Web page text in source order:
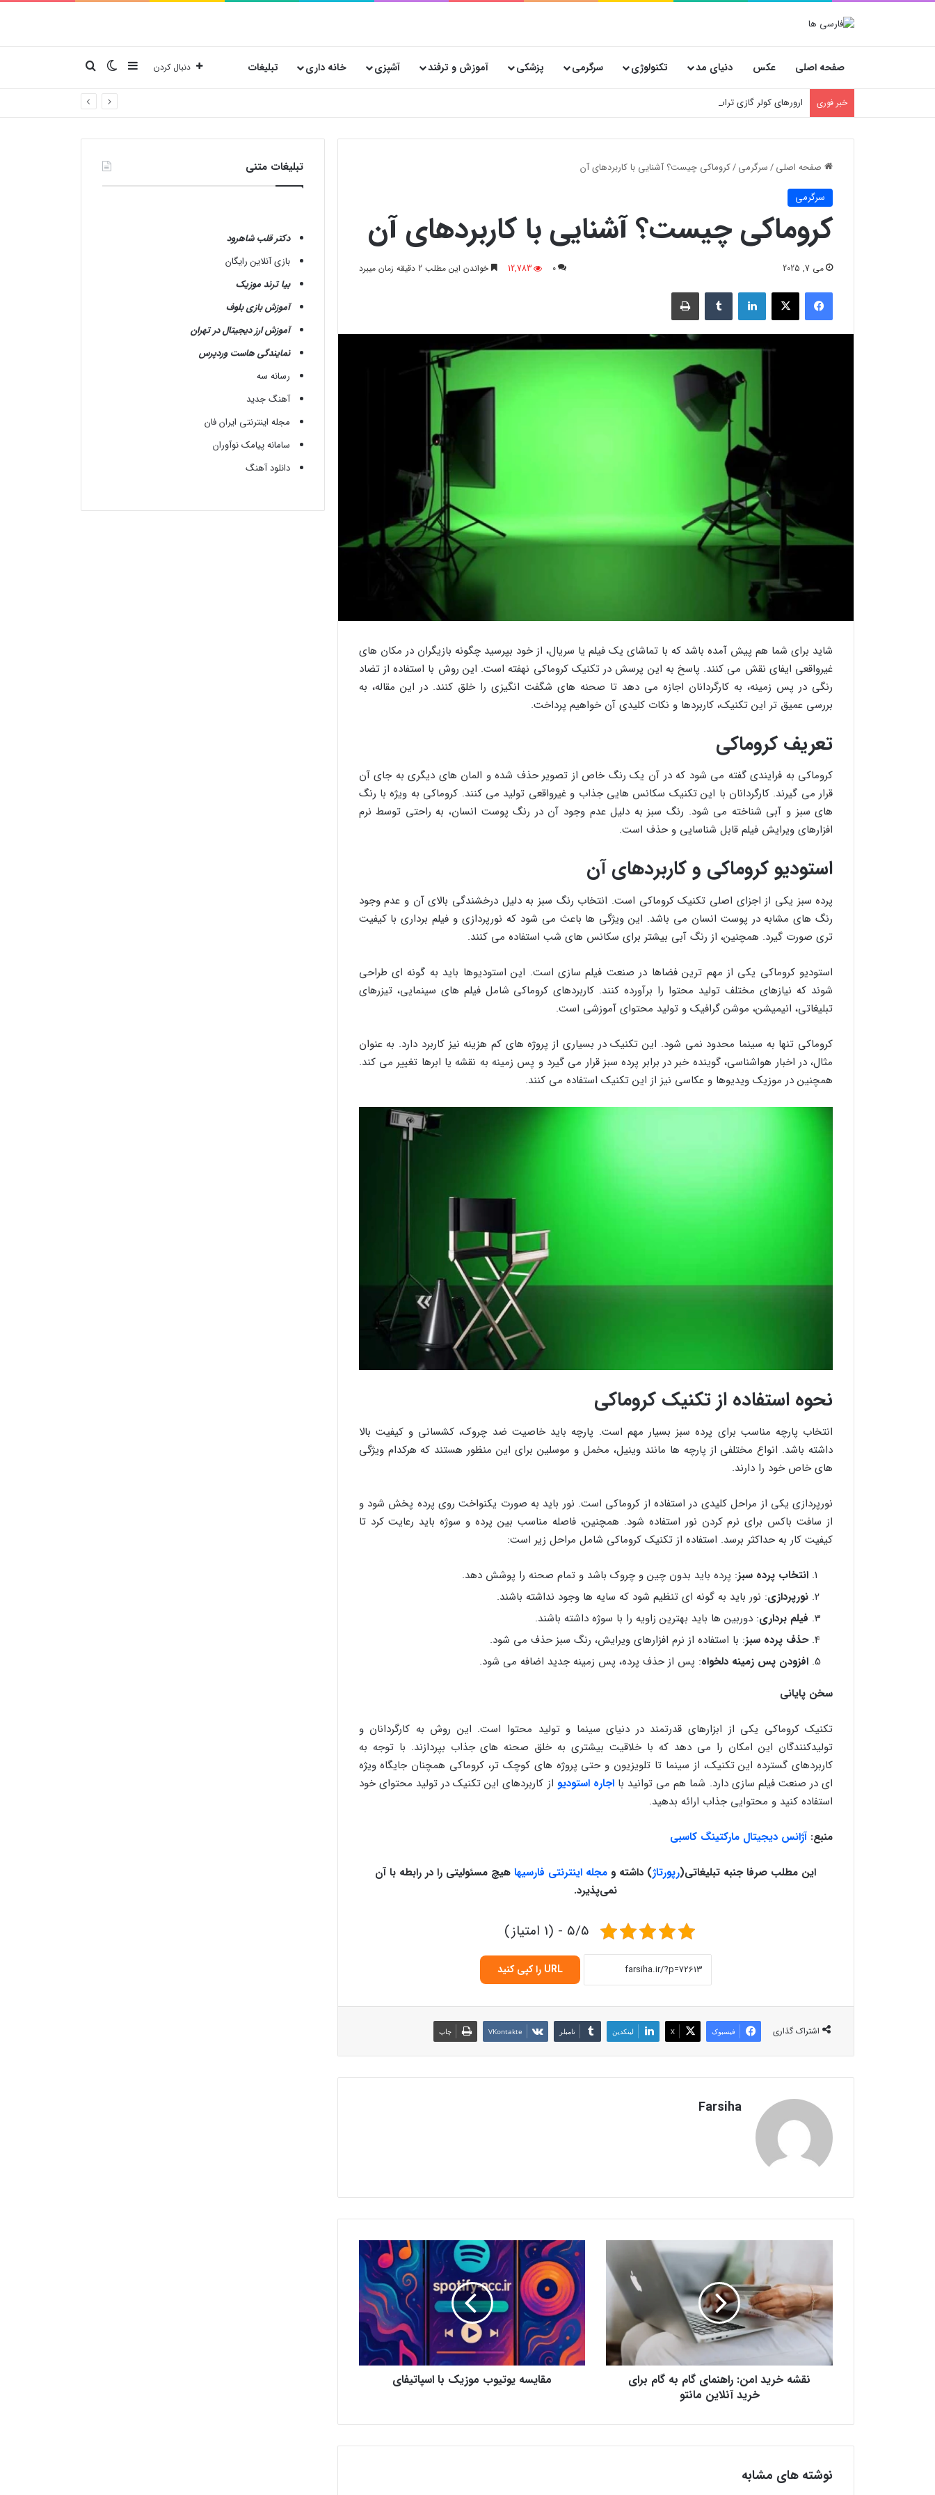
صفحه اصلی عکس دنیای مد تکنولوژی سرگرمی پزشکی آموزش و ترفند آشپزی خانه داری تبلیغات دنبال کردن نوارکناریتغییر پوسته
جستجو برای
خبر فوری ارورهای کولر گازی تراست
صفحه اصلی/ سرگرمی/کروماکی چیست؟ آشنایی با کاربردهای آن
سرگرمی
کروماکی چیست؟ آشنایی با کاربردهای آن
می 7, 2025 0
12,783 خواندن این مطلب 2 دقیقه زمان میبرد
فیسبوک X لینکدین ‫تامبلر چاپ
شاید برای شما هم پیش آمده باشد که با تماشای یک فیلم یا سریال، از خود بپرسید چگونه بازیگران در مکان های
غیرواقعی ایفای نقش می کنند. پاسخ به این پرسش در تکنیک کروماکی نهفته است. این روش با استفاده از تضاد
رنگی در پس زمینه، به کارگردانان اجازه می دهد تا صحنه های شگفت انگیزی را خلق کنند. در این مقاله، به
بررسی عمیق تر این تکنیک، کاربردها و نکات کلیدی آن خواهیم پرداخت.
تعریف کروماکی
کروماکی به فرایندی گفته می شود که در آن یک رنگ خاص از تصویر حذف شده و المان های دیگری به جای آن
قرار می گیرند. کارگردانان با این تکنیک سکانس هایی جذاب و غیرواقعی تولید می کنند. کروماکی به ویژه با رنگ
های سبز و آبی شناخته می شود. رنگ سبز به دلیل عدم وجود آن در رنگ پوست انسان، به راحتی توسط نرم
افزارهای ویرایش فیلم قابل شناسایی و حذف است.
استودیو کروماکی و کاربردهای آن
پرده سبز یکی از اجزای اصلی تکنیک کروماکی است. انتخاب رنگ سبز به دلیل درخشندگی بالای آن و عدم وجود
رنگ های مشابه در پوست انسان می باشد. این ویژگی ها باعث می شود که نورپردازی و فیلم برداری با کیفیت
تری صورت گیرد. همچنین، از رنگ آبی بیشتر برای سکانس های شب استفاده می کنند.
استودیو کروماکی یکی از مهم ترین فضاها در صنعت فیلم سازی است. این استودیوها باید به گونه ای طراحی
شوند که نیازهای مختلف تولید محتوا را برآورده کنند. کاربردهای کروماکی شامل فیلم های سینمایی، تیزرهای
تبلیغاتی، انیمیشن، موشن گرافیک و تولید محتوای آموزشی است.
کروماکی تنها به سینما محدود نمی شود. این تکنیک در بسیاری از پروژه های کم هزینه نیز کاربرد دارد. به عنوان
مثال، در اخبار هواشناسی، گوینده خبر در برابر پرده سبز قرار می گیرد و پس زمینه به نقشه یا ابرها تغییر می کند.
همچنین در موزیک ویدیوها و عکاسی نیز از این تکنیک استفاده می کنند.
نحوه استفاده از تکنیک کروماکی
انتخاب پارچه مناسب برای پرده سبز بسیار مهم است. پارچه باید خاصیت ضد چروک، کشسانی و کیفیت بالا
داشته باشد. انواع مختلفی از پارچه ها مانند وینیل، مخمل و موسلین برای این منظور هستند که هرکدام ویژگی
های خاص خود را دارند.
نورپردازی یکی از مراحل کلیدی در استفاده از کروماکی است. نور باید به صورت یکنواخت روی پرده پخش شود و
از سافت باکس برای نرم کردن نور استفاده شود. همچنین، فاصله مناسب بین پرده و سوژه باید رعایت کرد تا
کیفیت کار به حداکثر برسد. استفاده از تکنیک کروماکی شامل مراحل زیر است:
انتخاب پرده سبز: پرده باید بدون چین و چروک باشد و تمام صحنه را پوشش دهد.
نورپردازی: نور باید به گونه ای تنظیم شود که سایه ها وجود نداشته باشند.
فیلم برداری: دوربین ها باید بهترین زاویه را با سوژه داشته باشند.
حذف پرده سبز: با استفاده از نرم افزارهای ویرایش، رنگ سبز حذف می شود.
افزودن پس زمینه دلخواه: پس از حذف پرده، پس زمینه جدید اضافه می شود.
سخن پایانی
تکنیک کروماکی یکی از ابزارهای قدرتمند در دنیای سینما و تولید محتوا است. این روش به کارگردانان و
تولیدکنندگان این امکان را می دهد که با خلاقیت بیشتری به خلق صحنه های جذاب بپردازند. با توجه به
کاربردهای گسترده این تکنیک، از سینما تا تلویزیون و حتی پروژه های کوچک تر، کروماکی همچنان جایگاه ویژه
ای در صنعت فیلم سازی دارد. شما هم می توانید بااجاره استودیو از کاربردهای این تکنیک در تولید محتوای خود
استفاده کنید و محتوایی جذاب ارائه بدهید.
منبع: آژانس دیجیتال مارکتینگ کاسبی
این مطلب صرفا جنبه تبلیغاتی(رپورتاژ) داشته و مجله اینترنتی فارسیها هیچ مسئولیتی را در رابطه با آن
نمی‌پذیرد.
5/5 - (1 امتیاز)
URL را کپی کنید
اشتراک گذاری فیسبوک X لینکدین ‫تامبلر ‫VKontakte چاپ
Farsiha
ه
خ
ر
د
ا
ر
م
نقشه خرید امن: راهنمای گام به گام برای
خرید آنلاین مانتو
ق
س
ه
ی
و
ت
م
مقایسه یوتیوب موزیک با اسپاتیفای
نوشته های مشابه
تبلیغات متنی
دکتر قلب شاهرود
بازی آنلاین رایگان
بیا ترند موزیک
آموزش بازی بلوف
آموزش ارز دیجیتال در تهران
نمایندگی هاست وردپرس
رسانه سه
آهنگ جدید
مجله اینترنتی ایران فان
سامانه پیامک نوآوران
دانلود آهنگ